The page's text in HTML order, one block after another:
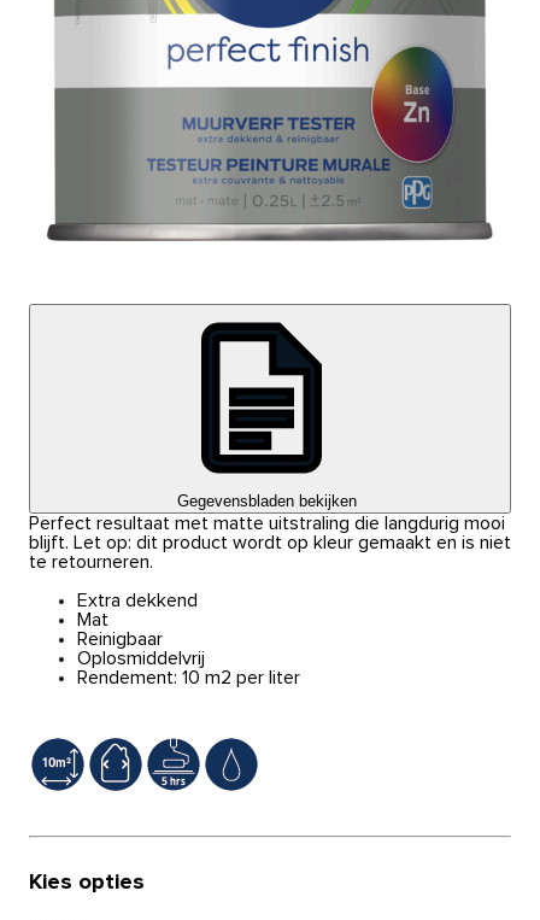
Gegevensbladen bekijken
Perfect resultaat met matte uitstraling die langdurig mooi
blijft. Let op: dit product wordt op kleur gemaakt en is niet
te retourneren.
Extra dekkend
Mat
Reinigbaar
Oplosmiddelvrij
Rendement: 10 m2 per liter
Kies opties